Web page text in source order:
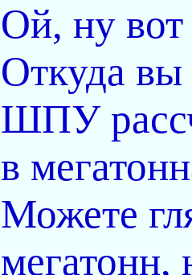
Ой, ну
Откуда вы
ШПУ
в
Можете
мегатонн,